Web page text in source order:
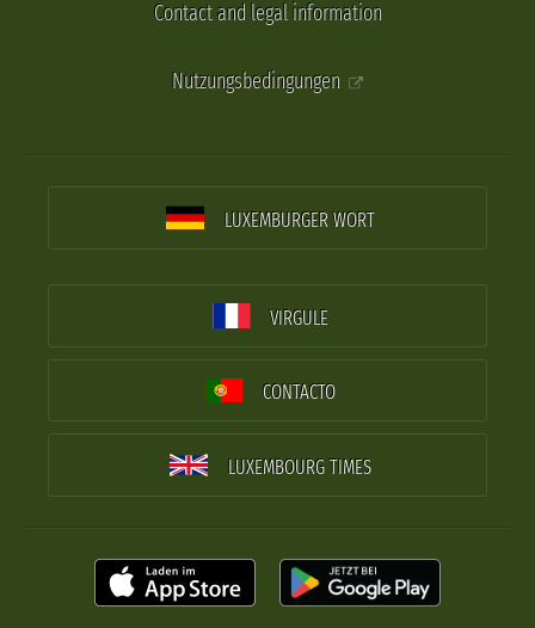
Contact and legal information
Nutzungsbedingungen
LUXEMBURGER WORT
VIRGULE
CONTACTO
LUXEMBOURG TIMES